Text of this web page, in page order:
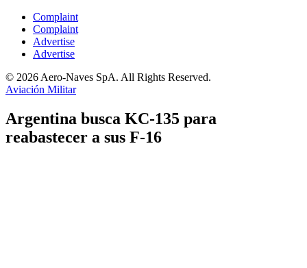
Complaint
Complaint
Advertise
Advertise
© 2026 Aero-Naves SpA. All Rights Reserved.
Aviación Militar
Argentina busca KC-135 para
reabastecer a sus F-16